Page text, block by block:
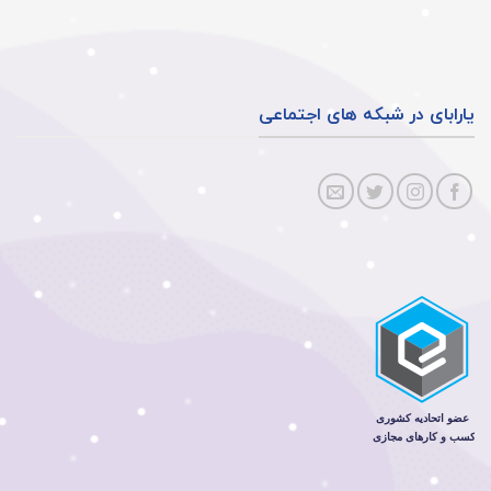
یارابای در شبکه های اجتماعی